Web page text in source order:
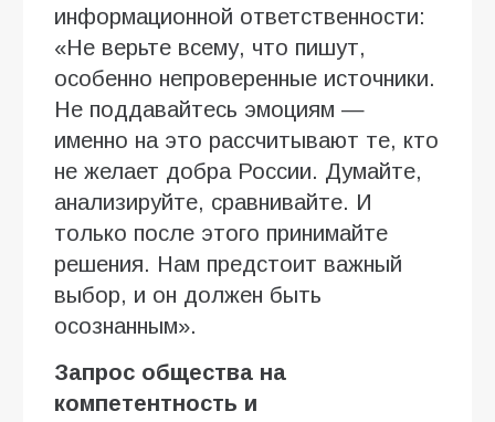
информационной ответственности:
«Не верьте всему, что пишут,
особенно непроверенные источники.
Не поддавайтесь эмоциям —
именно на это рассчитывают те, кто
не желает добра России. Думайте,
анализируйте, сравнивайте. И
только после этого принимайте
решения. Нам предстоит важный
выбор, и он должен быть
осознанным».
Запрос общества на
компетентность и